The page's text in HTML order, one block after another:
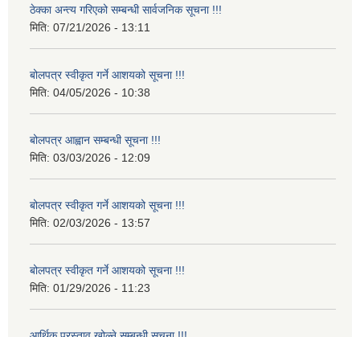
ठेक्का अन्त्य गरिएको सम्बन्धी सार्वजनिक सूचना !!!
मिति: 07/21/2026 - 13:11
बोलपत्र स्वीकृत गर्ने आशयको सूचना !!!
मिति: 04/05/2026 - 10:38
बोलपत्र आह्वान सम्बन्धी सूचना !!!
मिति: 03/03/2026 - 12:09
बोलपत्र स्वीकृत गर्ने आशयको सूचना !!!
मिति: 02/03/2026 - 13:57
बोलपत्र स्वीकृत गर्ने आशयको सूचना !!!
मिति: 01/29/2026 - 11:23